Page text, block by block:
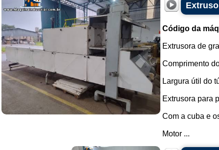
Código da
Extrusora de
Comprimento
Largura útil do
Extrusora para
Com a cuba e
Motor ...